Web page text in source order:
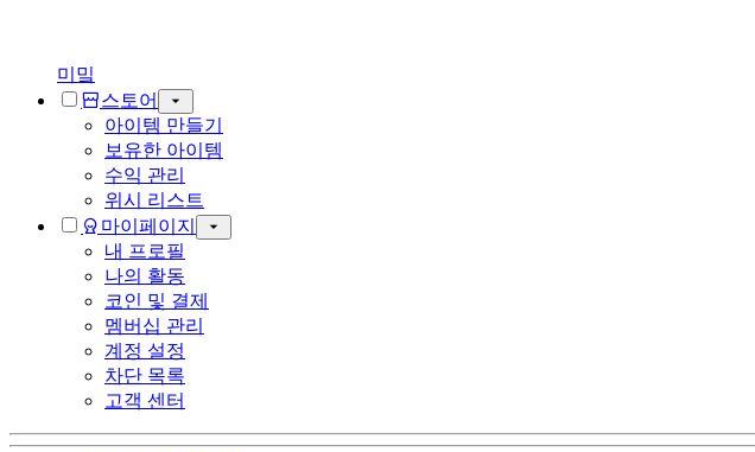
미밐
스토어
아이템 만들기
보유한 아이템
수익 관리
위시 리스트
마이페이지
내 프로필
나의 활동
코인 및 결제
멤버십 관리
계정 설정
차단 목록
고객 센터